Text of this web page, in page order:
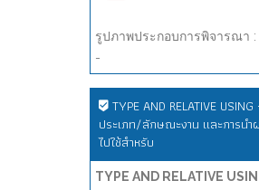
รูปภาพประกอบการพิจารณา :
-
TYPE AND RELATIVE USING
ประเภท/ลักษณะงาน และการน
ไปใช้สำหรับ
TYPE AND RELATIVE